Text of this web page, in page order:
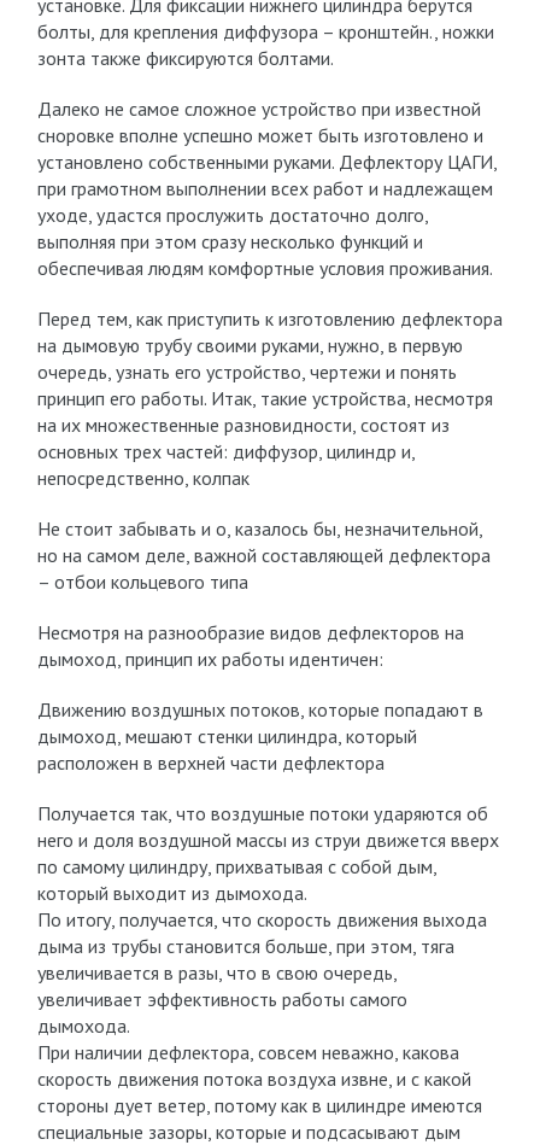
установке. Для фиксации нижнего цилиндра берутся
болты, для крепления диффузора – кронштейн., ножки
зонта также фиксируются болтами.
Далеко не самое сложное устройство при известной
сноровке вполне успешно может быть изготовлено и
установлено собственными руками. Дефлектору ЦАГИ,
при грамотном выполнении всех работ и надлежащем
уходе, удастся прослужить достаточно долго,
выполняя при этом сразу несколько функций и
обеспечивая людям комфортные условия проживания.
Перед тем, как приступить к изготовлению дефлектора
на дымовую трубу своими руками, нужно, в первую
очередь, узнать его устройство, чертежи и понять
принцип его работы. Итак, такие устройства, несмотря
на их множественные разновидности, состоят из
основных трех частей: диффузор, цилиндр и,
непосредственно, колпак
Не стоит забывать и о, казалось бы, незначительной,
но на самом деле, важной составляющей дефлектора
– отбои кольцевого типа
Несмотря на разнообразие видов дефлекторов на
дымоход, принцип их работы идентичен:
Движению воздушных потоков, которые попадают в
дымоход, мешают стенки цилиндра, который
расположен в верхней части дефлектора
Получается так, что воздушные потоки ударяются об
него и доля воздушной массы из струи движется вверх
по самому цилиндру, прихватывая с собой дым,
который выходит из дымохода.
По итогу, получается, что скорость движения выхода
дыма из трубы становится больше, при этом, тяга
увеличивается в разы, что в свою очередь,
увеличивает эффективность работы самого
дымохода.
При наличии дефлектора, совсем неважно, какова
скорость движения потока воздуха извне, и с какой
стороны дует ветер, потому как в цилиндре имеются
специальные зазоры, которые и подсасывают дым